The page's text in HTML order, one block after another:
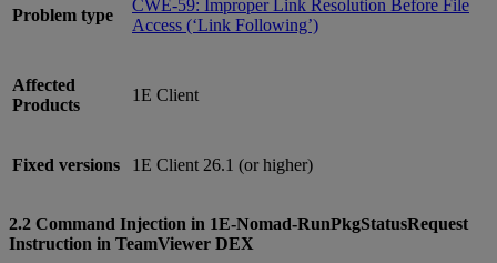
Problem type
CWE-59: Improper Link Resolution Before File
Access (‘Link Following’)
Affected
Products
1E Client
Fixed versions 1E Client 26.1 (or higher)
2.2 Command Injection in 1E-Nomad-RunPkgStatusRequest
Instruction in TeamViewer DEX